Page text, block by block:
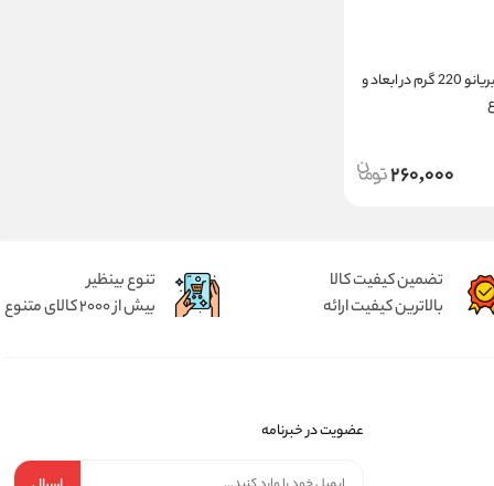
مقوا الر سفید فابریانو 220 گرم در ابعاد و
260,000
تضمین کیفیت کالا
بالاترین کیفیت ارائه
تنوع بینظیر
بیش از 2000 کالای متنوع
عضویت در خبرنامه